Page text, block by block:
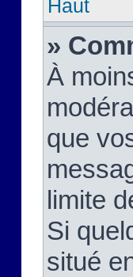
Haut
»
À
que
limite
Si
situé